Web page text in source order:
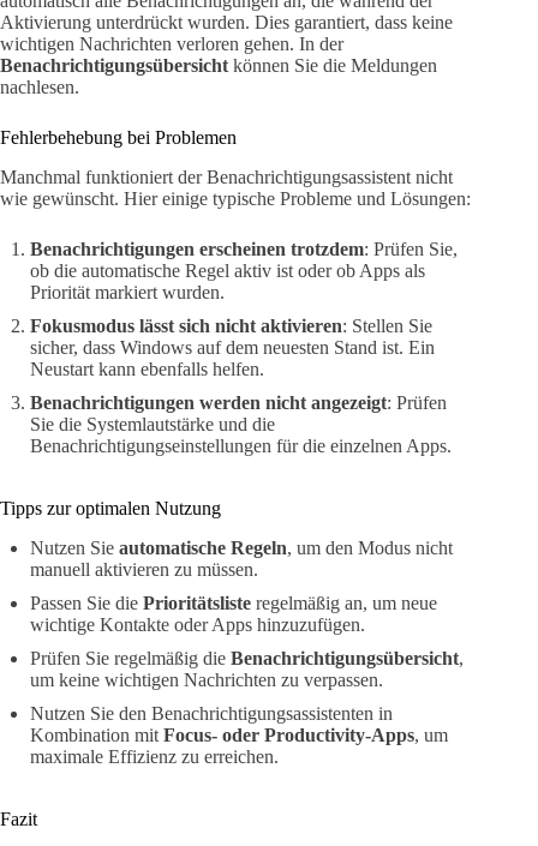
Aktivierung unterdrückt wurden. Dies garantiert, dass keine
wichtigen Nachrichten verloren gehen. In der
Benachrichtigungsübersicht können Sie die Meldungen
nachlesen.
Fehlerbehebung bei Problemen
Manchmal funktioniert der Benachrichtigungsassistent nicht
wie gewünscht. Hier einige typische Probleme und Lösungen:
Benachrichtigungen erscheinen trotzdem: Prüfen Sie,
ob die automatische Regel aktiv ist oder ob Apps als
Priorität markiert wurden.
Fokusmodus lässt sich nicht aktivieren: Stellen Sie
sicher, dass Windows auf dem neuesten Stand ist. Ein
Neustart kann ebenfalls helfen.
Benachrichtigungen werden nicht angezeigt: Prüfen
Sie die Systemlautstärke und die
Benachrichtigungseinstellungen für die einzelnen Apps.
Tipps zur optimalen Nutzung
Nutzen Sie automatische Regeln, um den Modus nicht
manuell aktivieren zu müssen.
Passen Sie die Prioritätsliste regelmäßig an, um neue
wichtige Kontakte oder Apps hinzuzufügen.
Prüfen Sie regelmäßig die Benachrichtigungsübersicht,
um keine wichtigen Nachrichten zu verpassen.
Nutzen Sie den Benachrichtigungsassistenten in
Kombination mit Focus- oder Productivity-Apps, um
maximale Effizienz zu erreichen.
Fazit